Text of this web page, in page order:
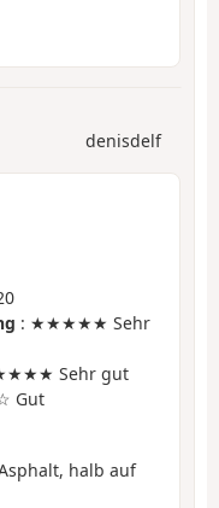
denisdelf
: ★★★★★ Sehr
Sehr gut
Gut
halb auf